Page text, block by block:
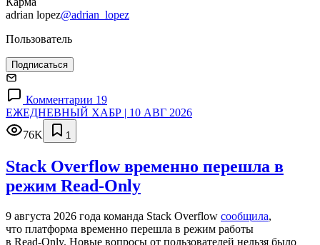
adrian lopez@adrian_lopez
Пользователь
Подписаться
Комментарии 19
ЕЖЕДНЕВНЫЙ ХАБР | 10 АВГ 2026
76K
1
Stack Overflow временно перешла в
режим Read-Only
9 августа 2026 года команда Stack Overflow сообщила,
что платформа временно перешла в режим работы
в Read‑Only. Новые вопросы от пользователей нельзя было